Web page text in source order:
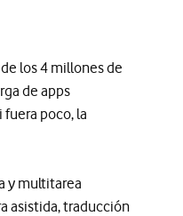
los 4 millones de
de apps
poco, la
y multitarea
asistida, traducción